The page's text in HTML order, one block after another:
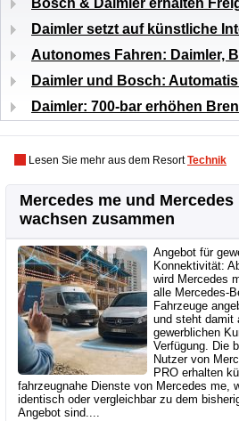
Bosch & Daimler erhalten
Daimler setzt auf künstliche
Autonomes Fahren: Daimler,
Daimler und Bosch:
Daimler: 700-bar erhöhen
Lesen Sie mehr aus dem ResortTechnik
Mercedes me und Mercedes
wachsen zusammen
Angebot für
Konnektivität:
wird Mercedes
alle
Fahrzeuge
und steht damit
gewerblichen
Verfügung. Die
Nutzer von
PRO erhalten
fahrzeugnahe Dienste von Mercedes me,
identisch oder vergleichbar zu dem
Angebot sind....